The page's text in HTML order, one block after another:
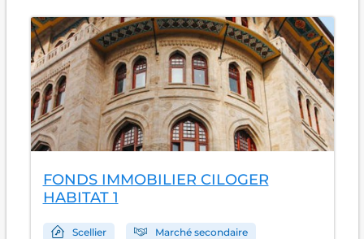
FONDS IMMOBILIER CILOGER
HABITAT 1
Scellier Marché secondaire